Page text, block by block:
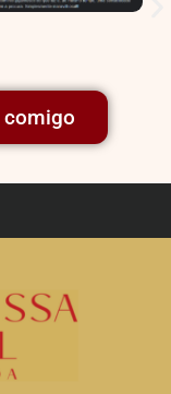
comigo